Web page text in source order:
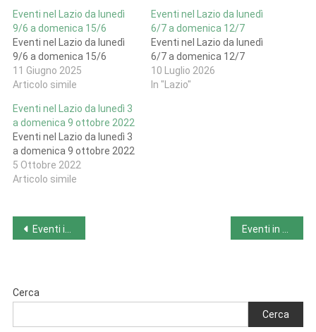
Eventi nel Lazio da lunedì
9/6 a domenica 15/6
Eventi nel Lazio da lunedì
9/6 a domenica 15/6
11 Giugno 2025
Articolo simile
Eventi nel Lazio da lunedì
6/7 a domenica 12/7
Eventi nel Lazio da lunedì
6/7 a domenica 12/7
10 Luglio 2026
In "Lazio"
Eventi nel Lazio da lunedì 3
a domenica 9 ottobre 2022
Eventi nel Lazio da lunedì 3
a domenica 9 ottobre 2022
5 Ottobre 2022
Articolo simile
Navigazione
Eventi in Friuli-Venezia Giulia da lunedì 3/6 a domenica 9/6
Cerca
Cerca